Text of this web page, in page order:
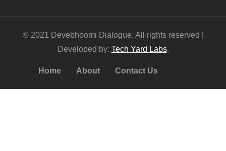
© 2021 Devebhoomi Dialogue. All rights reserved |
Developed by: Tech Yard Labs.
Home About Contact Us